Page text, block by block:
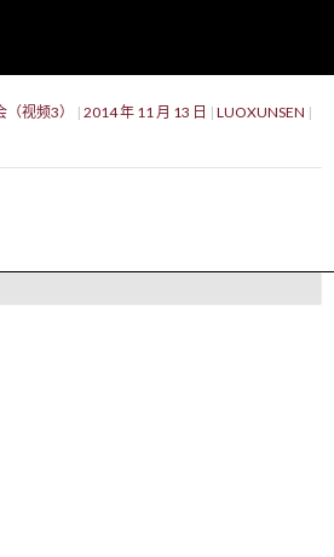
视频3） 2014 年 11 月 13 日
LUOXUNSEN